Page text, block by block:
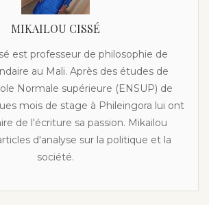
MIKAILOU CISSÉ
est professeur de philosophie de
au Mali. Après des études de
Normale supérieure (ENSUP) de
mois de stage à Phileingora lui ont
de l'écriture sa passion. Mikailou
d'analyse sur la politique et la
société.